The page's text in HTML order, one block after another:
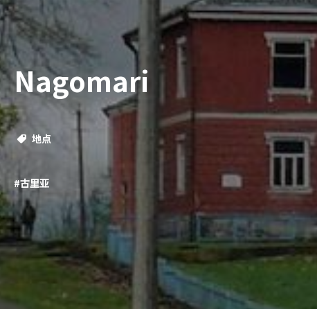
Nagomari
地点
#古里亚